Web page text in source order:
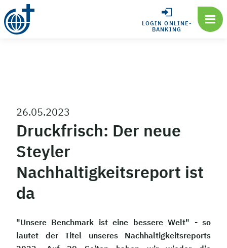
LOGIN ONLINE-
BANKING
26.05.2023
Druckfrisch: Der neue
Steyler
Nachhaltigkeitsreport ist
da
"Unsere Benchmark ist eine bessere Welt" - so
lautet der Titel unseres Nachhaltigkeitsreports